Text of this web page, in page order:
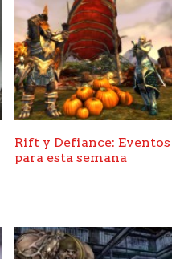
Rift y Defiance: Eventos
para esta semana